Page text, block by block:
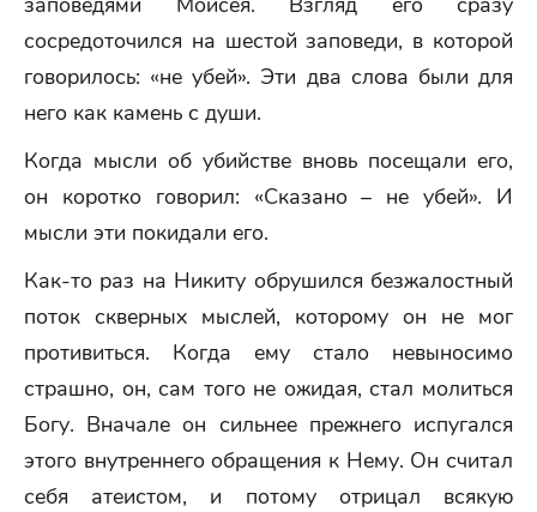
сосредоточился на шестой заповеди, в которой
говорилось: «не убей». Эти два слова были для
него как камень с души.
Когда мысли об убийстве вновь посещали его,
он коротко говорил: «Сказано – не убей». И
мысли эти покидали его.
Как-то раз на Никиту обрушился безжалостный
поток скверных мыслей, которому он не мог
противиться. Когда ему стало невыносимо
страшно, он, сам того не ожидая, стал молиться
Богу. Вначале он сильнее прежнего испугался
этого внутреннего обращения к Нему. Он считал
себя атеистом, и потому отрицал всякую